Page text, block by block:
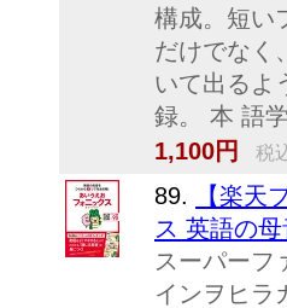
構成。短い
だけでなく
いて出るよ
録。 本 語
1,100円
税
89.
【楽天
ス 英語の
スーパーフ
インヲヒラ